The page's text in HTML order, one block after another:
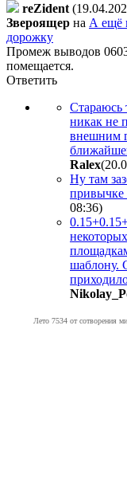
reZident
Звepoящep на А ещё
дорожку
Промеж выводов
помещается.
Ответить
Стараюсь
никак не
внешним
Ralex
Ну там
привычке
08:36)
шаблону.
Лето 7534 от сотворения